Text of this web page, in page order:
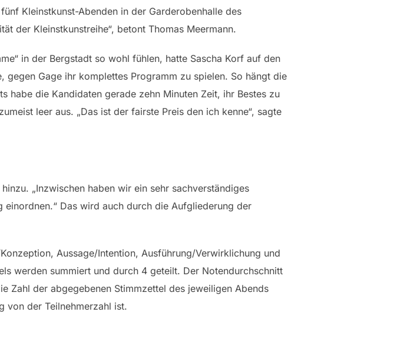
Kleinstkunst-Abenden in der Garderobenhalle des
der Kleinstkunstreihe“, betont Thomas Meermann.
in der Bergstadt so wohl fühlen, hatte Sascha Korf auf den
gegen Gage ihr komplettes Programm zu spielen. So hängt die
habe die Kandidaten gerade zehn Minuten Zeit, ihr Bestes zu
leer aus. „Das ist der fairste Preis den ich kenne“, sagte
„Inzwischen haben wir ein sehr sachverständiges
Das wird auch durch die Aufgliederung der
Aussage/Intention, Ausführung/Verwirklichung und
werden summiert und durch 4 geteilt. Der Notendurchschnitt
Zahl der abgegebenen Stimmzettel des jeweiligen Abends
von der Teilnehmerzahl ist.